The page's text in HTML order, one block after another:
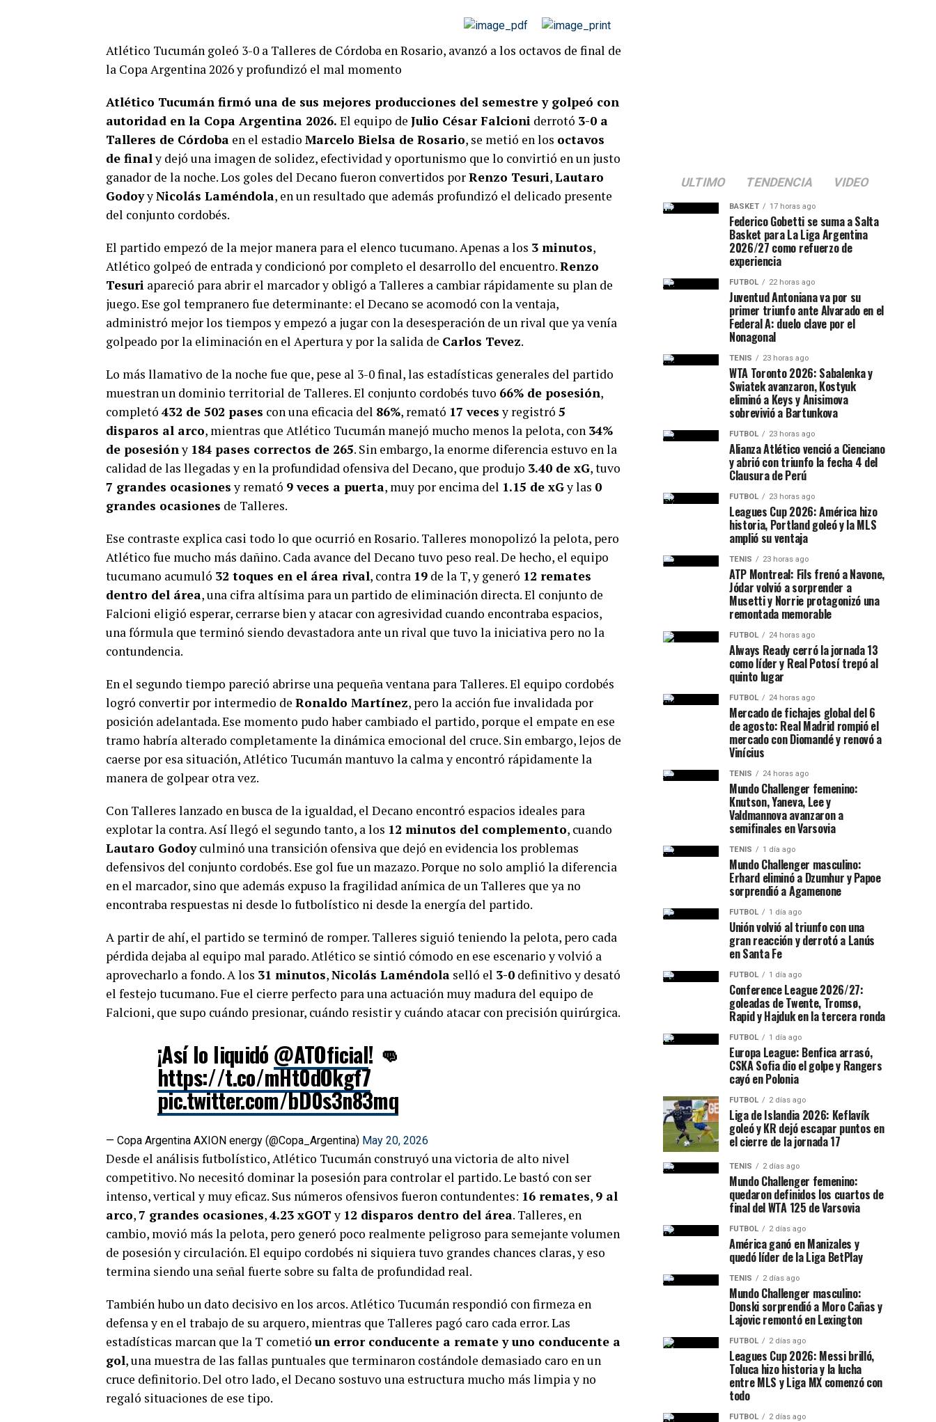
Atlético Tucumán goleó 3-0 a Talleres de Córdoba en Rosario, avanzó a los octavos de final de
la Copa Argentina 2026 y profundizó el mal momento
Atlético Tucumán firmó una de sus mejores producciones del semestre y golpeó con
autoridad en la Copa Argentina 2026. El equipo de Julio César Falcioni derrotó 3-0 a
Talleres de Córdoba en el estadio Marcelo Bielsa de Rosario, se metió en los octavos
de finaly dejó una imagen de solidez, efectividad y oportunismo que lo convirtió en un justo
ganador de la noche. Los goles del Decano fueron convertidos porRenzo Tesuri,Lautaro
GodoyyNicolás Laméndola, en un resultado que además profundizó el delicado presente
del conjunto cordobés.
El partido empezó de la mejor manera para el elenco tucumano. Apenas a los 3 minutos,
Atlético golpeó de entrada y condicionó por completo el desarrollo del encuentro.Renzo
Tesuri apareció para abrir el marcador y obligó a Talleres a cambiar rápidamente su plan de
juego. Ese gol tempranero fue determinante: el Decano se acomodó con la ventaja,
administró mejor los tiempos y empezó a jugar con la desesperación de un rival que ya venía
golpeado por la eliminación en el Apertura y por la salida de Carlos Tevez.
Lo más llamativo de la noche fue que, pese al 3-0 final, las estadísticas generales del partido
muestran un dominio territorial de Talleres. El conjunto cordobés tuvo 66% de posesión,
completó 432 de 502 pases con una eficacia del 86%, remató 17 vecesy registró 5
disparos al arco, mientras que Atlético Tucumán manejó mucho menos la pelota, con 34%
de posesióny 184 pases correctos de 265. Sin embargo, la enorme diferencia estuvo en la
calidad de las llegadas y en la profundidad ofensiva del Decano, que produjo 3.40 de xG, tuvo
7 grandes ocasionesy remató 9 veces a puerta, muy por encima del 1.15 de xGy las 0
grandes ocasiones de Talleres.
Ese contraste explica casi todo lo que ocurrió en Rosario. Talleres monopolizó la pelota, pero
Atlético fue mucho más dañino. Cada avance del Decano tuvo peso real. De hecho, el equipo
tucumano acumuló 32 toques en el área rival, contra 19 de la T, y generó 12 remates
dentro del área, una cifra altísima para un partido de eliminación directa. El conjunto de
Falcioni eligió esperar, cerrarse bien y atacar con agresividad cuando encontraba espacios,
una fórmula que terminó siendo devastadora ante un rival que tuvo la iniciativa pero no la
contundencia.
En el segundo tiempo pareció abrirse una pequeña ventana para Talleres. El equipo cordobés
logró convertir por intermedio de Ronaldo Martínez, pero la acción fue invalidada por
posición adelantada. Ese momento pudo haber cambiado el partido, porque el empate en ese
tramo habría alterado completamente la dinámica emocional del cruce. Sin embargo, lejos de
caerse por esa situación, Atlético Tucumán mantuvo la calma y encontró rápidamente la
manera de golpear otra vez.
Con Talleres lanzado en busca de la igualdad, el Decano encontró espacios ideales para
explotar la contra. Así llegó el segundo tanto, a los 12 minutos del complemento, cuando
Lautaro Godoyculminó una transición ofensiva que dejó en evidencia los problemas
defensivos del conjunto cordobés. Ese gol fue un mazazo. Porque no solo amplió la diferencia
en el marcador, sino que además expuso la fragilidad anímica de un Talleres que ya no
encontraba respuestas ni desde lo futbolístico ni desde la energía del partido.
A partir de ahí, el partido se terminó de romper. Talleres siguió teniendo la pelota, pero cada
pérdida dejaba al equipo mal parado. Atlético se sintió cómodo en ese escenario y volvió a
aprovecharlo a fondo. A los 31 minutos,Nicolás Laméndola selló el 3-0 definitivo y desató
el festejo tucumano. Fue el cierre perfecto para una actuación muy madura del equipo de
Falcioni, que supo cuándo presionar, cuándo resistir y cuándo atacar con precisión quirúrgica.
¡Así lo liquidó @ATOficial! 👊
https://t.co/mHt0dOkgf7
pic.twitter.com/bD0s3n83mq
— Copa Argentina AXION energy (@Copa_Argentina) May 20, 2026
Desde el análisis futbolístico, Atlético Tucumán construyó una victoria de alto nivel
competitivo. No necesitó dominar la posesión para controlar el partido. Le bastó con ser
intenso, vertical y muy eficaz. Sus números ofensivos fueron contundentes: 16 remates, 9 al
arco,7 grandes ocasiones,4.23 xGOTy 12 disparos dentro del área. Talleres, en
cambio, movió más la pelota, pero generó poco realmente peligroso para semejante volumen
de posesión y circulación. El equipo cordobés ni siquiera tuvo grandes chances claras, y eso
termina siendo una señal fuerte sobre su falta de profundidad real.
También hubo un dato decisivo en los arcos. Atlético Tucumán respondió con firmeza en
defensa y en el trabajo de su arquero, mientras que Talleres pagó caro cada error. Las
estadísticas marcan que la T cometió un error conducente a remate y uno conducente a
gol, una muestra de las fallas puntuales que terminaron costándole demasiado caro en un
cruce definitorio. Del otro lado, el Decano sostuvo una estructura mucho más limpia y no
regaló situaciones de ese tipo.
ULTIMO TENDENCIA VIDEO
BASKET 17 horas ago
Federico Gobetti se suma a Salta
Basket para La Liga Argentina
2026/27 como refuerzo de
experiencia
FUTBOL 22 horas ago
Juventud Antoniana va por su
primer triunfo ante Alvarado en el
Federal A: duelo clave por el
Nonagonal
TENIS 23 horas ago
WTA Toronto 2026: Sabalenka y
Swiatek avanzaron, Kostyuk
eliminó a Keys y Anisimova
sobrevivió a Bartunkova
FUTBOL 23 horas ago
Alianza Atlético venció a Cienciano
y abrió con triunfo la fecha 4 del
Clausura de Perú
FUTBOL 23 horas ago
Leagues Cup 2026: América hizo
historia, Portland goleó y la MLS
amplió su ventaja
TENIS 23 horas ago
ATP Montreal: Fils frenó a Navone,
Jódar volvió a sorprender a
Musetti y Norrie protagonizó una
remontada memorable
FUTBOL 24 horas ago
Always Ready cerró la jornada 13
como líder y Real Potosí trepó al
quinto lugar
FUTBOL 24 horas ago
Mercado de fichajes global del 6
de agosto: Real Madrid rompió el
mercado con Diomandé y renovó a
Vinícius
TENIS 24 horas ago
Mundo Challenger femenino:
Knutson, Yaneva, Lee y
Valdmannova avanzaron a
semifinales en Varsovia
TENIS 1 día ago
Mundo Challenger masculino:
Erhard eliminó a Dzumhur y Papoe
sorprendió a Agamenone
FUTBOL 1 día ago
Unión volvió al triunfo con una
gran reacción y derrotó a Lanús
en Santa Fe
FUTBOL 1 día ago
Conference League 2026/27:
goleadas de Twente, Tromsø,
Rapid y Hajduk en la tercera ronda
FUTBOL 1 día ago
Europa League: Benfica arrasó,
CSKA Sofia dio el golpe y Rangers
cayó en Polonia
FUTBOL 2 días ago
Liga de Islandia 2026: Keflavík
goleó y KR dejó escapar puntos en
el cierre de la jornada 17
TENIS 2 días ago
Mundo Challenger femenino:
quedaron definidos los cuartos de
final del WTA 125 de Varsovia
FUTBOL 2 días ago
América ganó en Manizales y
quedó líder de la Liga BetPlay
TENIS 2 días ago
Mundo Challenger masculino:
Donski sorprendió a Moro Cañas y
Lajovic remontó en Lexington
FUTBOL 2 días ago
Leagues Cup 2026: Messi brilló,
Toluca hizo historia y la lucha
entre MLS y Liga MX comenzó con
todo
FUTBOL 2 días ago